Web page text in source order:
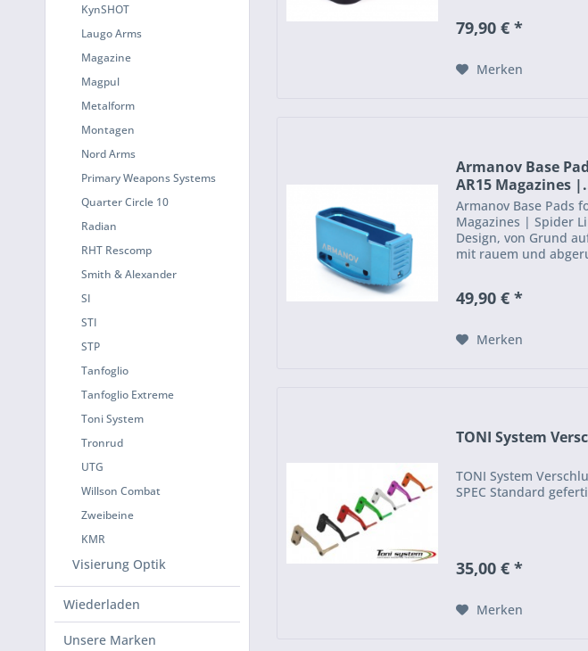
KynSHOT
Laugo Arms
Magazine
Magpul
Metalform
Montagen
Nord Arms
Primary Weapons Systems
Quarter Circle 10
Radian
RHT Rescomp
Smith & Alexander
SI
STI
STP
Tanfoglio
Tanfoglio Extreme
Toni System
Tronrud
UTG
Willson Combat
Zweibeine
KMR
Visierung Optik
Wiederladen
Unsere Marken
AR sind, ist dies der
79,90 € *
Merken
Armanov Base
AR15 Magazines
Armanov Base Pads
Magazines | Spider
Design, von Grund
mit rauem und
oder über ein...
49,90 € *
Merken
TONI System
TONI System
SPEC Standard
35,00 € *
Merken